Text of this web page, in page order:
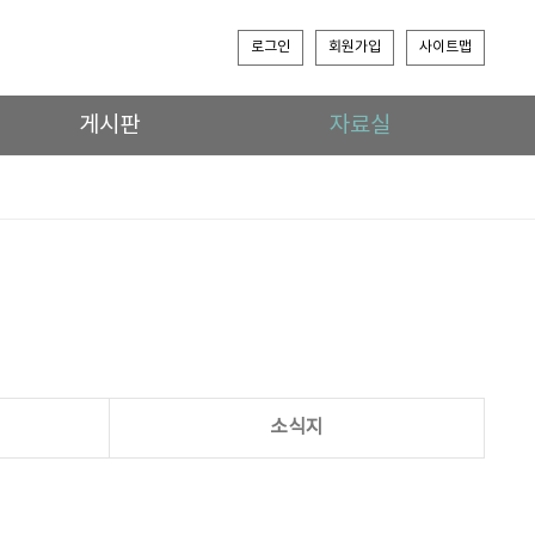
로그인 회원가입 사이트맵
게시판 자료실
소식지